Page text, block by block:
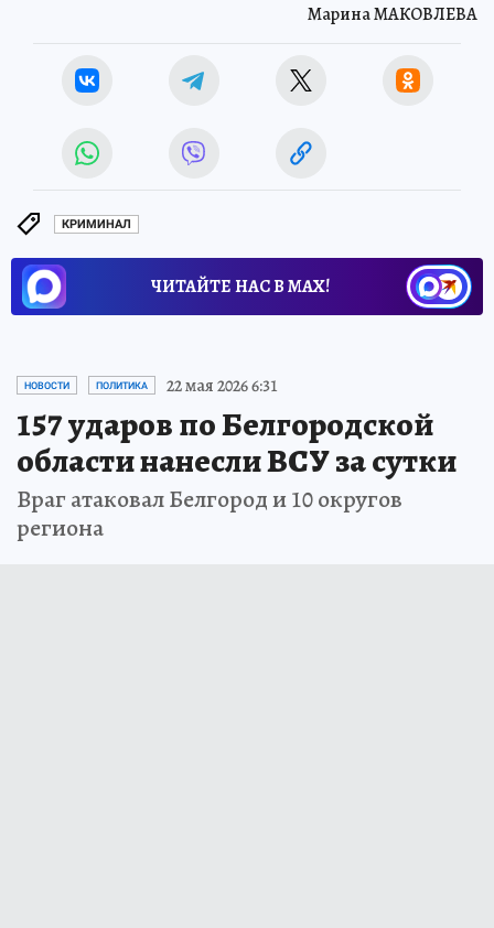
Марина МАКОВЛЕВА
КРИМИНАЛ
ЧИТАЙТЕ НАС В МАХ!
НОВОСТИ ПОЛИТИКА 22 мая 2026 6:31
157 ударов по Белгородской
области нанесли ВСУ за сутки
Враг атаковал Белгород и 10 округов
региона